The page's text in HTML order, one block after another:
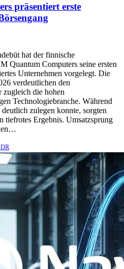
präsentiert erste
hat der finnische
Quantum Computers seine ersten
Unternehmen vorgelegt. Die
verdeutlichen den
zugleich die hohen
Technologiebranche. Während
zulegen konnte, sorgten
tiefrotes Ergebnis. Umsatzsprung